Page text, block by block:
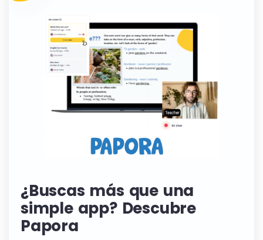
¿Buscas más que una
simple app? Descubre
Papora